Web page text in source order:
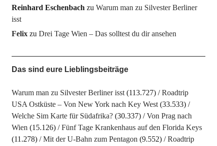
Reinhard Eschenbach zu Warum man zu Silvester Berliner
isst
Felixzu Drei Tage Wien – Das solltest du dir ansehen
Das sind eure Lieblingsbeiträge
Warum man zu Silvester Berliner isst (113.727)
Roadtrip
USA Ostküste – Von New York nach Key West (33.533)
Welche Sim Karte für Südafrika? (30.337)
Von Prag nach
Wien (15.126)
Fünf Tage Krankenhaus auf den Florida Keys
(11.278)
Mit der U-Bahn zum Pentagon (9.552)
Roadtrip